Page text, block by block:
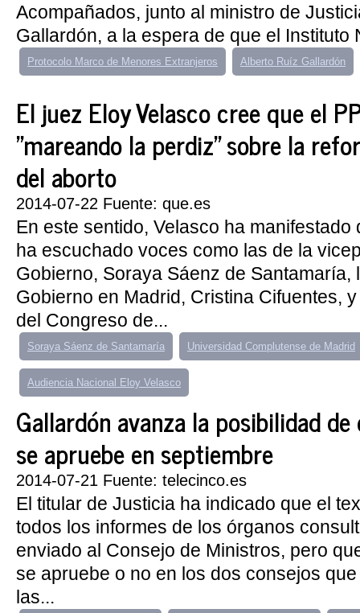
Acompañados, junto al ministro de
Gallardón, a la espera de que el Instituto
Protocolo Marco de Menores Extranjeros Alberto Ruíz Gallardón
El juez Eloy Velasco cree que el
"mareando la perdiz" sobre la
del aborto
2014-07-22 Fuente: que.es
En este sentido, Velasco ha manifestado
ha escuchado voces como las de la
Gobierno, Soraya Sáenz de Santamaría,
Gobierno en Madrid, Cristina Cifuentes,
del Congreso de...
Soraya Sáenz de Santamaría Universidad Complutense de Madrid
Audiencia Nacional Eloy Velasco
Gallardón avanza la posibilidad
se apruebe en septiembre
2014-07-21 Fuente: telecinco.es
El titular de Justicia ha indicado que el
todos los informes de los órganos
enviado al Consejo de Ministros, pero
se apruebe o no en los dos consejos
las...